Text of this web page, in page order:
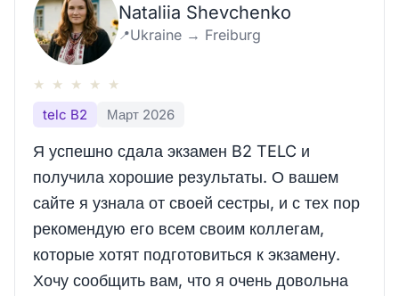
Nataliia Shevchenko
📍Ukraine → Freiburg
★ ★ ★ ★ ★
telc B2
Март 2026
Я успешно сдала экзамен B2 TELC и
получила хорошие результаты. О вашем
сайте я узнала от своей сестры, и с тех пор
рекомендую его всем своим коллегам,
которые хотят подготовиться к экзамену.
Хочу сообщить вам, что я очень довольна